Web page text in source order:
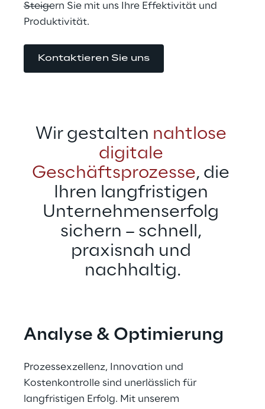
Steigern Sie mit uns Ihre Effektivität und
Produktivität.
Kontaktieren Sie uns
Wir gestalten nahtlose
digitale
Geschäftsprozesse, die
Ihren langfristigen
Unternehmenserfolg
sichern – schnell,
praxisnah und
nachhaltig.
Analyse & Optimierung
Prozessexzellenz, Innovation und
Kostenkontrolle sind unerlässlich für
langfristigen Erfolg. Mit unserem